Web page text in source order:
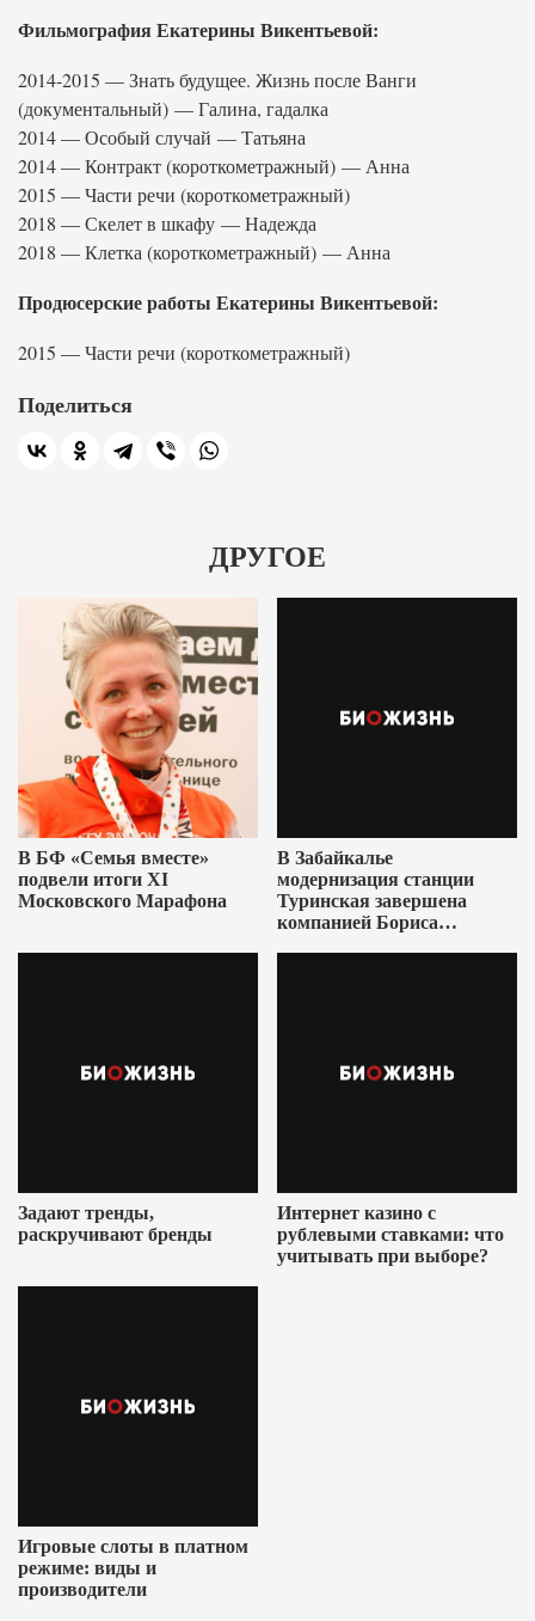
Фильмография Екатерины Викентьевой:
2014-2015 — Знать будущее. Жизнь после Ванги
(документальный) — Галина, гадалка
2014 — Особый случай — Татьяна
2014 — Контракт (короткометражный) — Анна
2015 — Части речи (короткометражный)
2018 — Скелет в шкафу — Надежда
2018 — Клетка (короткометражный) — Анна
Продюсерские работы Екатерины Викентьевой:
2015 — Части речи (короткометражный)
Поделиться
ДРУГОЕ
В БФ «Семья вместе»
подвели итоги XI
Московского Марафона
В Забайкалье
модернизация станции
Туринская завершена
компанией Бориса
Задают тренды,
раскручивают бренды
Интернет казино с
рублевыми ставками: что
учитывать при выборе?
Игровые слоты в платном
режиме: виды и
производители